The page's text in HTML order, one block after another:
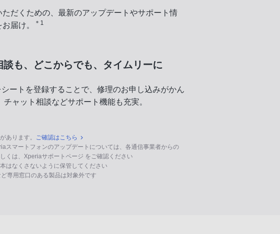
だくための、最新のアップデートやサポート情
届け。
＊1
も、どこからでも、 タイムリーに
ートを登録することで、修理のお申し込みがかん
チャット相談などサポート機能も充実。
あります。 ご確認はこちら
スマートフォンのアップデートについては、各通信事業者からの
くは、Xperiaサポートページ をご確認ください
はなくさないように保管してください
専用窓口のある製品は対象外です